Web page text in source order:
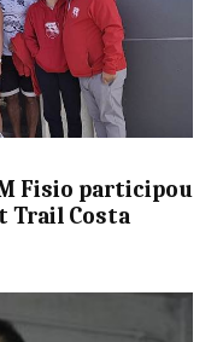
Fisio participou
Trail Costa